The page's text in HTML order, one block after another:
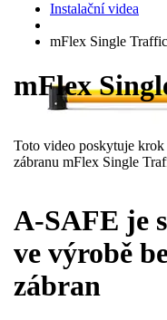
Instalační videa
mFlex Single
mFlex
Toto video poskytuje
zábranu mFlex Single
A-SAFE je
ve výrobě
zábran